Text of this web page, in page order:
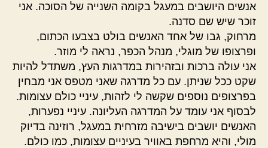
אנשים היושבים במעגל בקומה השנייה של הסוכה. אני
זוכר שיש שם סדנה.
מרחוק, גבו של אחד האנשים בולט בצבעו הכתום,
ופרצופו של מוגלי, מנהל הכפר, נראה לי מוזר.
אני עולה ברכות ובזהירות במדרגות העץ, משתדל להיות
שקט ככל שניתן. עם כל מדרגה שאני מטפס אני מבחין
בפרצופים נוספים שקשה לי לזהות, עיניי כולם עצומות.
לבסוף אני עומד על המדרגה העליונה. עיניי נפערות,
האנשים יושבים בישיבה מזרחית במעגל, רוזינה בדיוק
מולי, והיא מרחפת באוויר בעיניים עצומות, כמו כולם.